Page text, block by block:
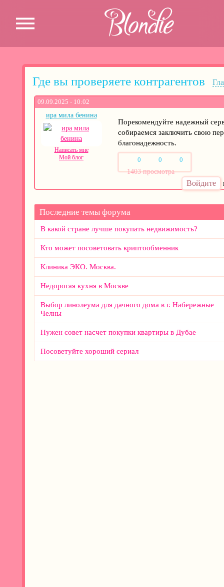
Где вы проверяете контрагентов
Вы здесь
09.09.2025 - 10:02
ира мила бенина
Написать мне
Мой блог
Порекомендуйте надежный
собираемся заключить свою
благонадежность.
0
Смешно 0
Не нравится 0
Войдите
1403 просмотра
Последние темы форума
В какой стране лучше покупать недвижимость?
Кто может посоветовать криптообменник
Клиника ЭКО. Москва.
Недорогая кухня в Москве
Выбор линолеума для дачного дома в г. Набережные
Челны
Нужен совет насчет покупки квартиры в Дубае
Посоветуйте хороший сериал